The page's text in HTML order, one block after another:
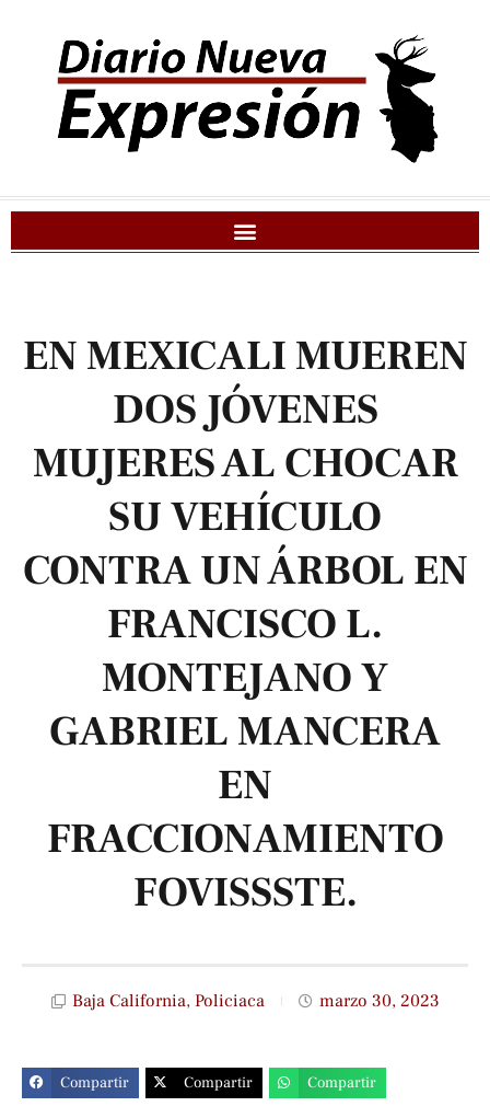
EN MEXICALI MUEREN
DOS JÓVENES
MUJERES AL CHOCAR
SU VEHÍCULO
CONTRA UN ÁRBOL EN
FRANCISCO L.
MONTEJANO Y
GABRIEL MANCERA
EN
FRACCIONAMIENTO
FOVISSSTE.
Baja California, Policiaca marzo 30, 2023
Compartir Compartir Compartir